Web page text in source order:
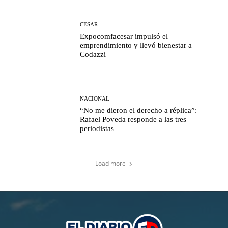
CESAR
Expocomfacesar impulsó el
emprendimiento y llevó bienestar a
Codazzi
NACIONAL
“No me dieron el derecho a réplica”:
Rafael Poveda responde a las tres
periodistas
Load more